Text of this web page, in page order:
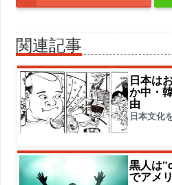
関連記事
日本は
か中・
由
日本文化
黒人は
でアメ